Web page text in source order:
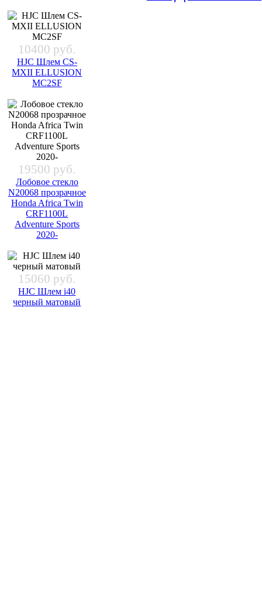
10400 руб.
HJC Шлем CS-
MXII ELLUSION
MC2SF
19500 руб.
Лобовое стекло
N20068 прозрачное
Honda Africa Twin
CRF1100L
Adventure Sports
2020-
15060 руб.
HJC Шлем i40
черный матовый